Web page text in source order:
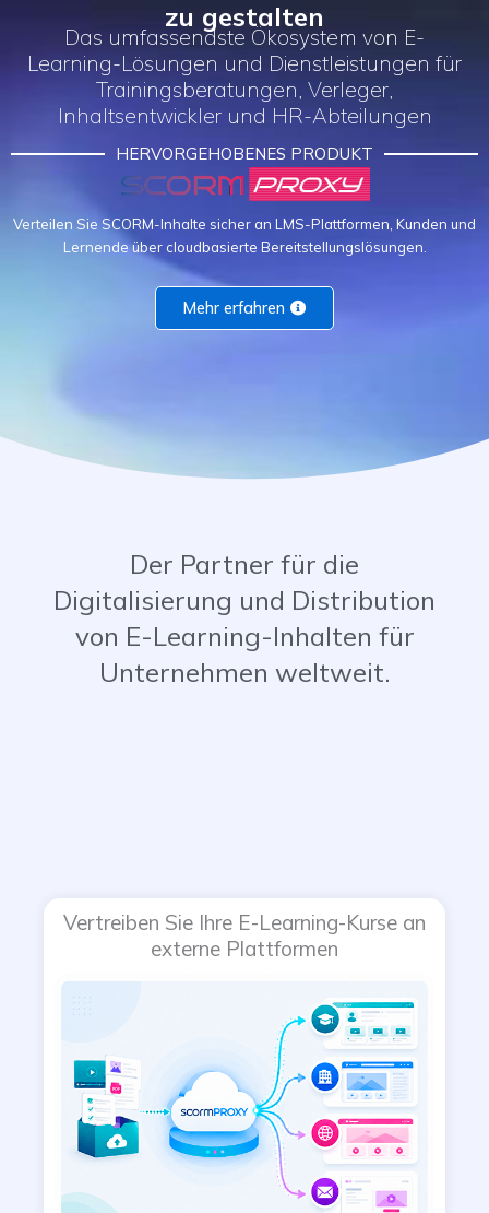
zu gestalten
Das umfassendste Ökosystem von E-
Learning-Lösungen und Dienstleistungen für
Trainingsberatungen, Verleger,
Inhaltsentwickler und HR-Abteilungen
HERVORGEHOBENES PRODUKT
Verteilen Sie SCORM-Inhalte sicher an LMS-Plattformen, Kunden und
Lernende über cloudbasierte Bereitstellungslösungen.
Mehr erfahren
Der Partner für die
Digitalisierung und Distribution
von E-Learning-Inhalten für
Unternehmen weltweit.
Vertreiben Sie Ihre E-Learning-Kurse an
externe Plattformen